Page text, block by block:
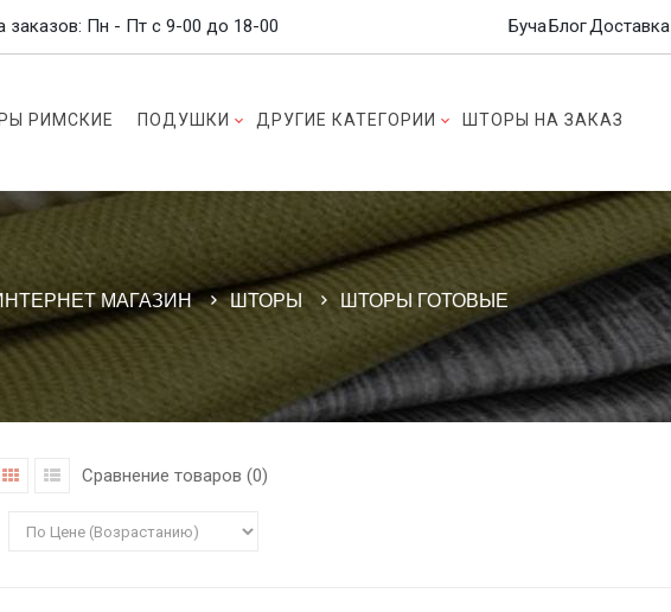
заказов: Пн - Пт c 9-00 до 18-00 БучаБлогДоставка
РИМСКИЕ ПОДУШКИ ДРУГИЕ КАТЕГОРИИ ШТОРЫ НА ЗАКАЗ
МАГАЗИН ШТОРЫ ШТОРЫ ГОТОВЫЕ
Сравнение товаров (0)